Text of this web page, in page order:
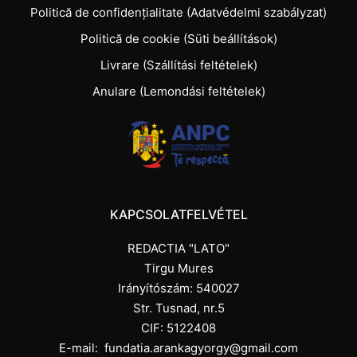
Politică de confidențialitate (Adatvédelmi szabályzat)
Politică de cookie (Süti beállítások)
Livrare (Szállítási feltételek)
Anulare (Lemondási feltételek)
KAPCSOLATFELVÉTEL
REDACTIA "LATO"
Tirgu Mures
Irányítószám: 540027
Str. Tusnad, nr.5
CIF: 5122408
E-mail: fundatia.arankagyorgy@gmail.com